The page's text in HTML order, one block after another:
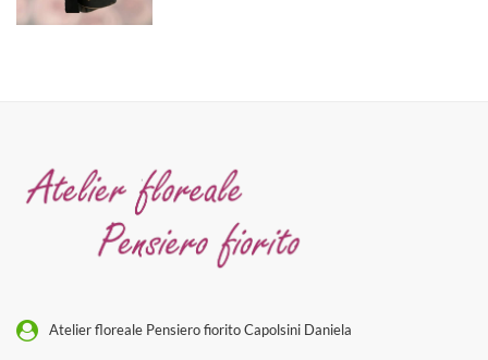
Atelier floreale Pensiero fiorito Capolsini Daniela